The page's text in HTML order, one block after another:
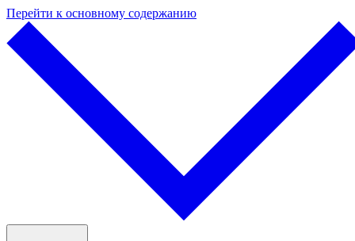
Перейти к основному содержанию